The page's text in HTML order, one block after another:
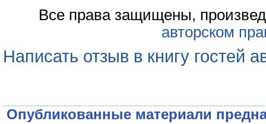
Все права защищены,
авторском
Написать отзыв в книгу гостей
Опубликованные материали